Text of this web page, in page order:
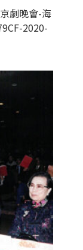
劇晚會-海
2020-